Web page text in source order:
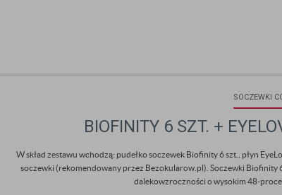
SOCZEWKI
BIOFINITY 6 SZT. +
W skład zestawu wchodzą: pudełko soczewek Biofinity 6 szt., płyn
soczewki (rekomendowany przez Bezokularow.pl). Soczewki
dalekowzroczności o wysokim 48-